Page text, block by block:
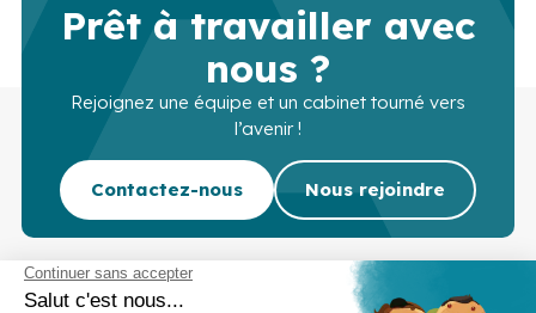
Prêt à travailler avec
nous ?
Rejoignez une équipe et un cabinet tourné vers
l’avenir !
Contactez-nous Nous rejoindre